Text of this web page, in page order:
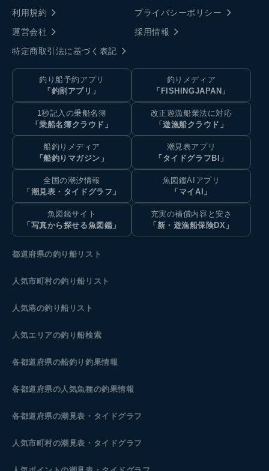
利用規約
プライバシーポリシー
運営会社
採用情報
特定商取引法に基づく表記
釣り船予約アプリ
「釣割アプリ」
釣りメディア
「FISHINGJAPAN」
1秒記入の乗船名簿
「乗船名簿クラウド」
改正遊漁船業法に対応
「遊漁船クラウド」
船釣りメディア
「船釣りマガジン」
潮見表アプリ
「タイドグラフBI」
全国の潮汐情報
「潮見表・タイドグラフ」
魚図鑑AIアプリ
「マイAI」
魚図鑑サイト
「写真から探せる魚図鑑」
充実の補償内容と安さ
「新・遊漁船保険DX」
都道府県の釣り船リスト
人気市町村の釣り船リスト
人気港の釣り船リスト
人気エリアの釣り船検索
各都道府県の船釣り釣果情報
各都道府県の人気魚種の釣果情報
各都道府県の潮見表 ・タイドグラフ
人気市町村の潮見表・タイドグラフ